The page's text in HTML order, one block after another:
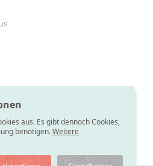
aus. Es gibt dennoch Cookies,
benötigen.Weitere